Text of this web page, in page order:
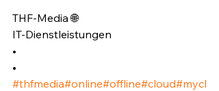
THF-Media 🌐⁣
IT-Dienstleistungen⁣
•⁣
•⁣
#thfmedia#online#offline#cloud#mycl